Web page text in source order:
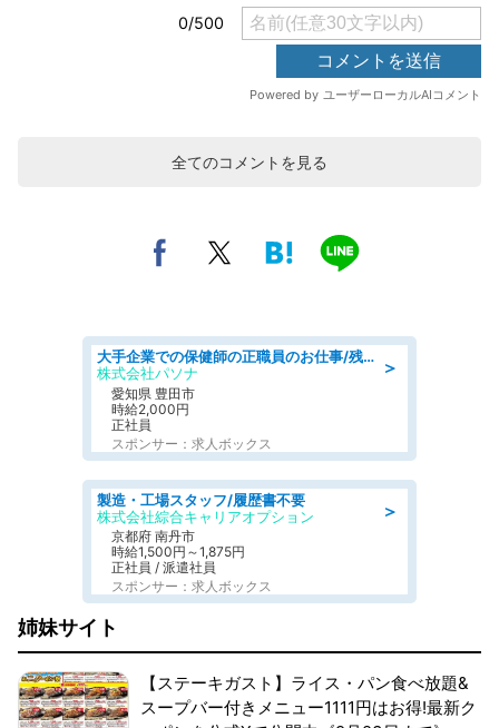
全てのコメントを見る
＞
大手企業での保健師の正職員のお仕事/残業なし/要資格:保健師
株式会社パソナ
愛知県 豊田市
時給2,000円
正社員
スポンサー：求人ボックス
＞
製造・工場スタッフ/履歴書不要
株式会社綜合キャリアオプション
京都府 南丹市
時給1,500円～1,875円
正社員 / 派遣社員
スポンサー：求人ボックス
姉妹サイト
【ステーキガスト】ライス・パン食べ放題&
スープバー付きメニュー1111円はお得!最新ク